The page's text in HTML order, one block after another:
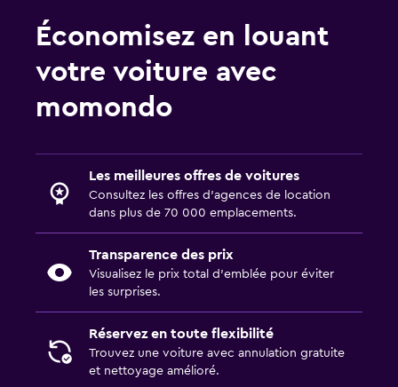
Économisez en louant
votre voiture avec
momondo
Les meilleures offres de voitures
Consultez les offres d’agences de location
dans plus de 70 000 emplacements.
Transparence des prix
Visualisez le prix total d’emblée pour éviter
les surprises.
Réservez en toute flexibilité
Trouvez une voiture avec annulation gratuite
et nettoyage amélioré.